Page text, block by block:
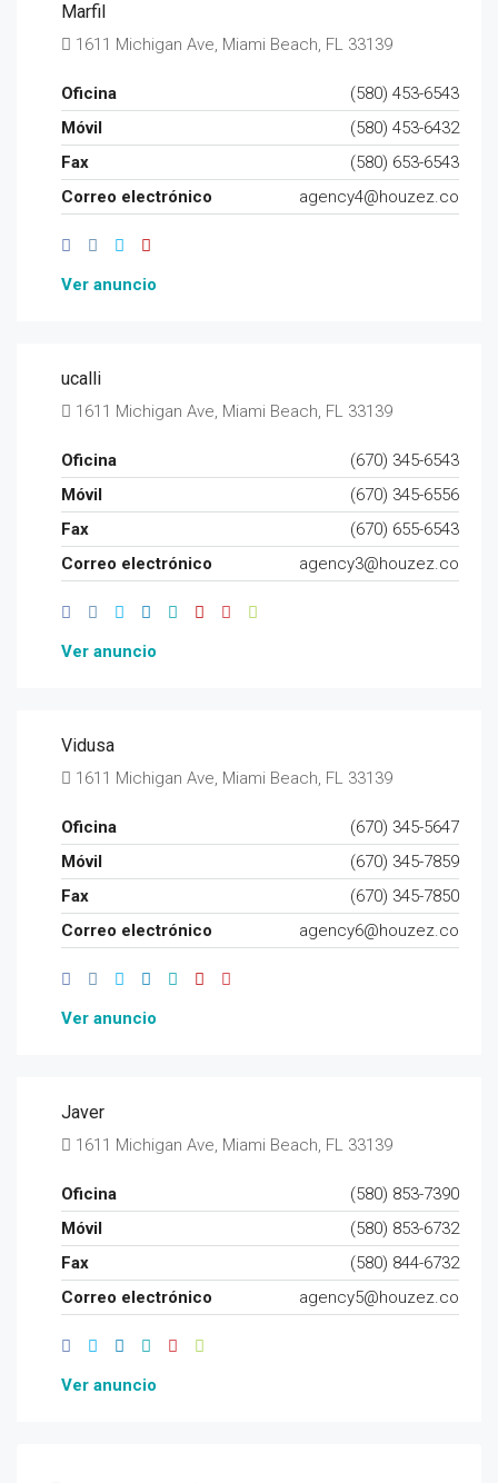
Marfil
1611 Michigan Ave, Miami Beach, FL 33139
Oficina
(580) 453-6543
Móvil
(580) 453-6432
Fax
(580) 653-6543
Correo electrónico
agency4@houzez.co
Ver anuncio
ucalli
1611 Michigan Ave, Miami Beach, FL 33139
Oficina
(670) 345-6543
Móvil
(670) 345-6556
Fax
(670) 655-6543
Correo electrónico
agency3@houzez.co
Ver anuncio
Vidusa
1611 Michigan Ave, Miami Beach, FL 33139
Oficina
(670) 345-5647
Móvil
(670) 345-7859
Fax
(670) 345-7850
Correo electrónico
agency6@houzez.co
Ver anuncio
Javer
1611 Michigan Ave, Miami Beach, FL 33139
Oficina
(580) 853-7390
Móvil
(580) 853-6732
Fax
(580) 844-6732
Correo electrónico
agency5@houzez.co
Ver anuncio